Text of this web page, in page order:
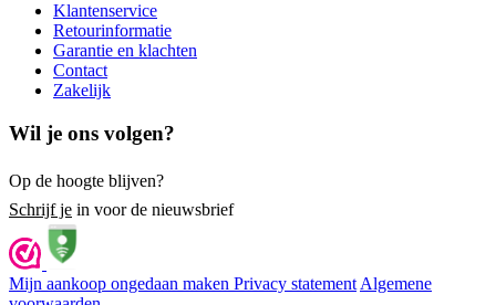
Klantenservice
Retourinformatie
Garantie en klachten
Contact
Zakelijk
Wil je ons volgen?
Op de hoogte blijven?
Schrijf je in voor de nieuwsbrief
Mijn aankoop ongedaan maken Privacy statement Algemene